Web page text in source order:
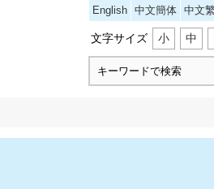
English 中文簡体 中文
文字サイズ 小 中